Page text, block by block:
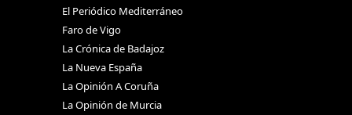
El Periódico Mediterráneo
Faro de Vigo
La Crónica de Badajoz
La Nueva España
La Opinión A Coruña
La Opinión de Murcia